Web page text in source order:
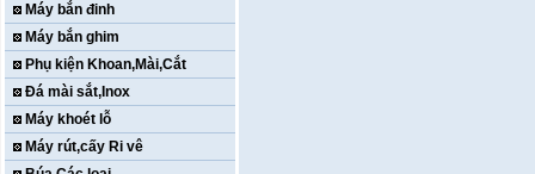
Máy bắn đinh
Máy bắn ghim
Phụ kiện Khoan,Mài,Cắt
Đá mài sắt,Inox
Máy khoét lỗ
Máy rút,cấy Ri vê